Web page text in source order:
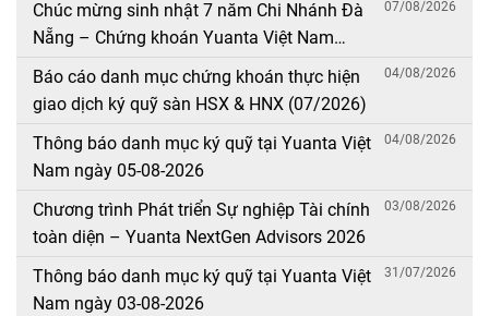
Chúc mừng sinh nhật 7 năm Chi Nhánh Đà
Nẵng – Chứng khoán Yuanta Việt Nam
(08/08/2019 – 08/08/2026)
07/08/2026
Báo cáo danh mục chứng khoán thực hiện
giao dịch ký quỹ sàn HSX & HNX (07/2026)
04/08/2026
Thông báo danh mục ký quỹ tại Yuanta Việt
Nam ngày 05-08-2026
04/08/2026
Chương trình Phát triển Sự nghiệp Tài chính
toàn diện – Yuanta NextGen Advisors 2026
03/08/2026
Thông báo danh mục ký quỹ tại Yuanta Việt
Nam ngày 03-08-2026
31/07/2026